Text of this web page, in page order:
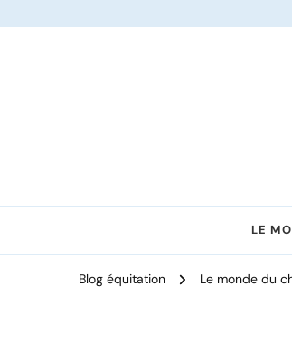
LE
Blog équitation Le monde du